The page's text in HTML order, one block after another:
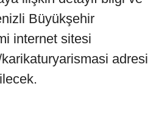
Büyükşehir
internet sitesi
adresi